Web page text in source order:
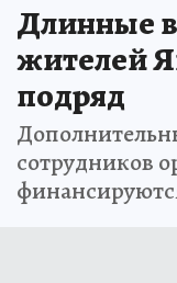
Длинные
жителей
подряд
сотрудников